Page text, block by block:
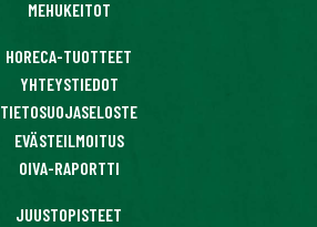
MEHUKEITOT
HORECA-TUOTTEET
YHTEYSTIEDOT
TIETOSUOJASELOSTE
EVÄSTEILMOITUS
OIVA-RAPORTTI
JUUSTOPISTEET